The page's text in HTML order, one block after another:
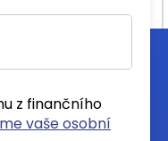
z finančního
vaše osobní